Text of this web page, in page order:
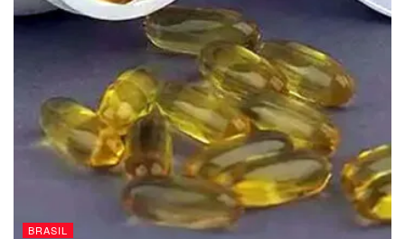
BRASIL